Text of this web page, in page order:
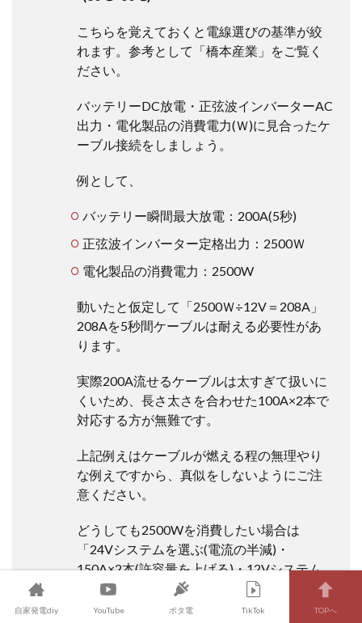
こちらを覚えておくと電線選びの基準が絞
れます。参考として「橋本産業」をご覧く
ださい。
バッテリーDC放電・正弦波インバーターAC
出力・電化製品の消費電力(Ｗ)に見合ったケ
ーブル接続をしましょう。
例として、
バッテリー瞬間最大放電：200A(5秒)
正弦波インバーター定格出力：2500Ｗ
電化製品の消費電力：2500W
動いたと仮定して「2500Ｗ÷12V＝208A」
208Aを5秒間ケーブルは耐える必要性があ
ります。
実際200A流せるケーブルは太すぎて扱いに
くいため、長さ太さを合わせた100A×2本で
対応する方が無難です。
上記例えはケーブルが燃える程の無理やり
な例えですから、真似をしないようにご注
意ください。
どうしても2500Wを消費したい場合は
「24Vシステムを選ぶ(電流の半減)・
150A×2本(許容量を上げる)・12Vシステム
を分ける(電流の分散)」工夫をしましょう。
自家発電diy YouTube ポタ電 TikTok TOPへ